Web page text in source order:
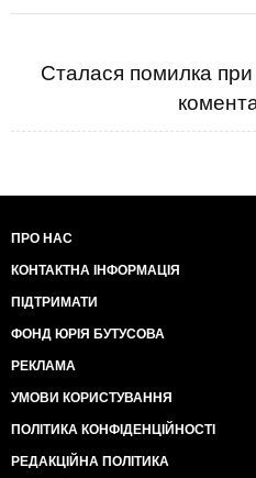
Сталася помилка при
ПРО НАС
КОНТАКТНА ІНФОРМАЦІЯ
ПІДТРИМАТИ
ФОНД ЮРІЯ БУТУСОВА
РЕКЛАМА
УМОВИ КОРИСТУВАННЯ
ПОЛІТИКА КОНФІДЕНЦІЙНОСТІ
РЕДАКЦІЙНА ПОЛІТИКА